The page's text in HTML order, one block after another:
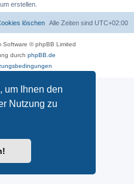
um Ihnen den
Nutzung zu
erstellen.
Alle Zeiten sind UTC+02:00
löschen
Software © phpBB Limited
durch phpBB.de